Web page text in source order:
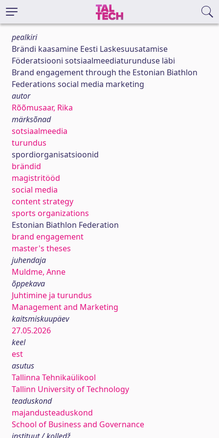
pealkiri
Brändi kaasamine Eesti Laskesuusatamise
Föderatsiooni sotsiaalmeediaturunduse läbi
Brand engagement through the Estonian Biathlon
Federations social media marketing
autor
Rõõmusaar, Rika
märksõnad
sotsiaalmeedia
turundus
spordiorganisatsioonid
brändid
magistritööd
social media
content strategy
sports organizations
Estonian Biathlon Federation
brand engagement
master's theses
juhendaja
Muldme, Anne
õppekava
Juhtimine ja turundus
Management and Marketing
kaitsmiskuupäev
27.05.2026
keel
est
asutus
Tallinna Tehnikaülikool
Tallinn University of Technology
teaduskond
majandusteaduskond
School of Business and Governance